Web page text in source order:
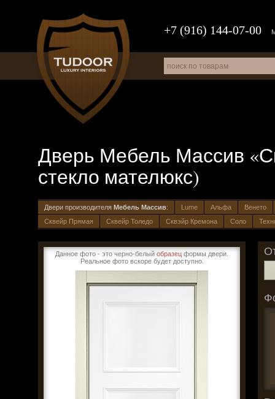
+7 (916) 144-07-00
Дверь Мебель Массив
стекло мателюкс)
Двери производителя Мебель Массив: Lume Альфа Венето
Сквейр Прямая
Сквейр Толедо Сквэйр Кремона Соло
Данное фото - это черно-белый образец формы двери.
Реальное фото вскоре будет доступно.